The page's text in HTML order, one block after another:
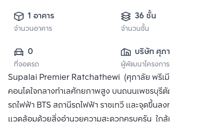
1 อาคาร
จำนวนอาคาร
36 ชั้น
จำนวนชั้น
0
ที่จอดรถ
บริษัท ศุภาลัย จำกัด
(มหาชน)
ผู้พัฒนาโครงการ
Supalai Premier Ratchathewi (ศุภาลัย พรีเมียร์ ราชเทวี)
คอนโดใจกลางทำเลศักยภาพสูง บนถนนเพชรบุรีตัดใหม่ ใกล้
รถไฟฟ้า BTS สถานีรถไฟฟ้า ราชเทวี และจุดขึ้นลงทางด่วน